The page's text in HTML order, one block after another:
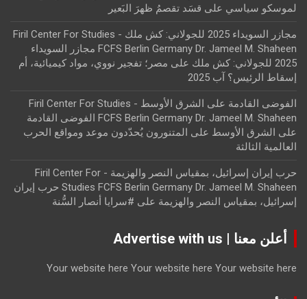
لموسكو سياسي على قسَد تقصمُ ظهرَ البَعير
مجازر السويداء 2025 للجولاني: كش ملك - Firil Center For Studies
FCFS Berlin Germany Dr. Jameel M. Shaheen مجازر السويداء
2025 للجولاني: كش ملك
على مصر؛ تفجير نووي، مواد كيميائية، أم
إسقاط الرئيس؟ آب 2025
الفوضى القادمة على الشرق الأوسط - Firil Center For Studies
FCFS Berlin Germany Dr. Jameel M. Shaheen الفوضى القادمة
على الشرق الأوسط على
المتنورون يُحدّدون موعد ومواقع الحرب
العالمية الثالثة
حرب إيران إسرائيل، بمقياس النصر والهزيمة - Firil Center For
Studies FCFS Berlin Germany Dr. Jameel M. Shaheen حرب إيران
إسرائيل، بمقياس النصر والهزيمة على #سرايا أنصار السُّنة
أعلن معنا | Advertise with us
Your website here Your website here Your website here